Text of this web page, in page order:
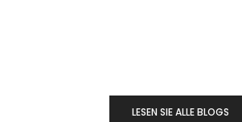
LESEN SIE ALLE BLOGS